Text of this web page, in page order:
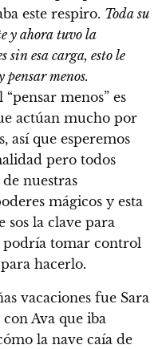
este respiro. Toda su
y ahora tuvo la
sin esa carga, esto le
menos.
menos” es
actúan mucho por
así que esperemos
pero todos
nuestras
mágicos y esta
sos la clave para
podría tomar control
hacerlo.
vacaciones fue Sara
Ava que iba
la nave caía de